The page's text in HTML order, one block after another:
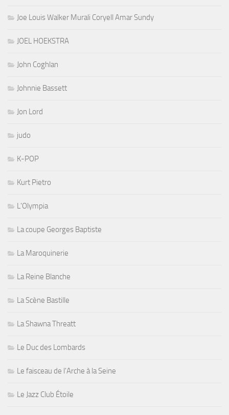
Joe Louis Walker Murali Coryell Amar Sundy
JOEL HOEKSTRA
John Coghlan
Johnnie Bassett
Jon Lord
judo
K-POP
Kurt Pietro
L'Olympia
La coupe Georges Baptiste
La Maroquinerie
La Reine Blanche
La Scène Bastille
La Shawna Threatt
Le Duc des Lombards
Le faisceau de l'Arche à la Seine
Le Jazz Club Étoile